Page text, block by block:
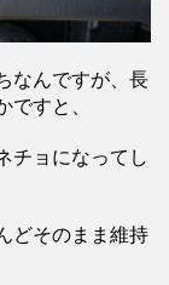
なんですが、長
すと、
チョになってし
どそのまま維持